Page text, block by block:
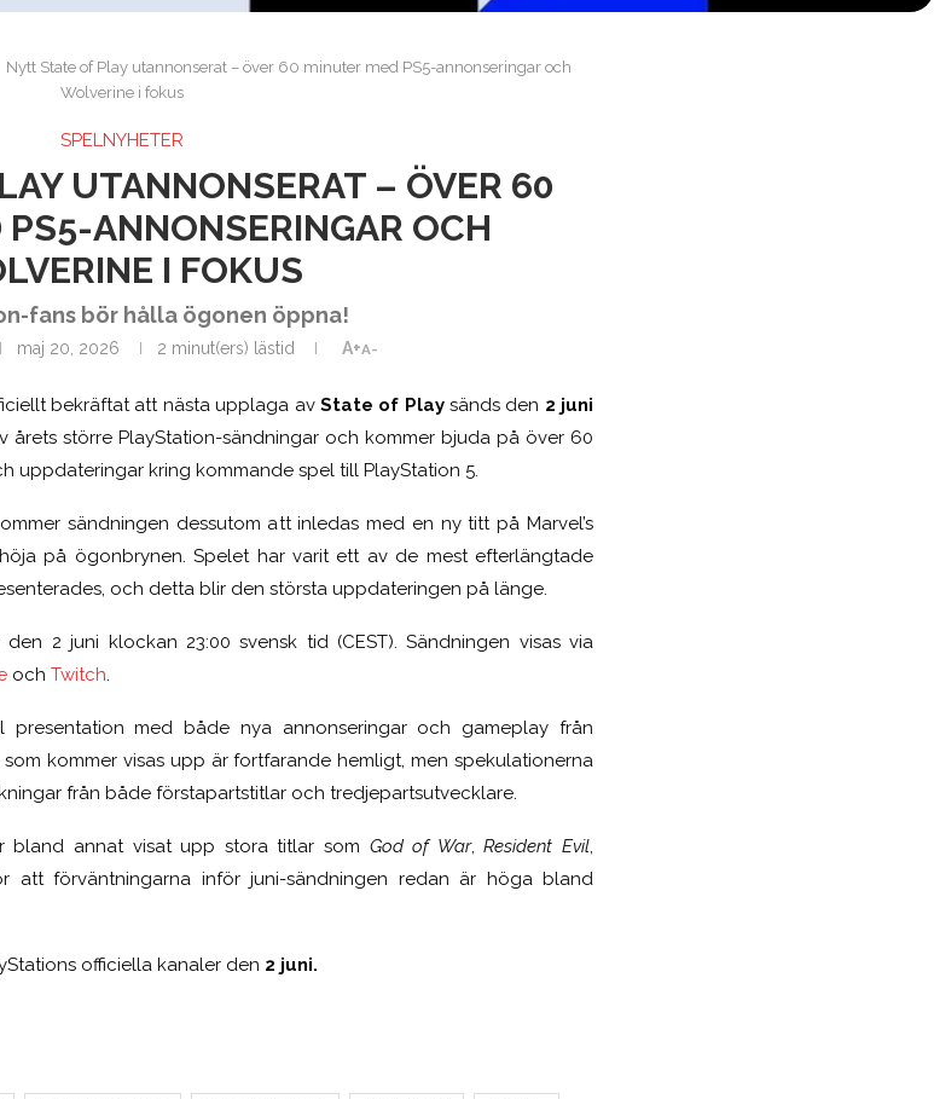
Nytt State of Play utannonserat – över 60 minuter med PS5-annonseringar och
Wolverine i fokus
SPELNYHETER
UTANNONSERAT – ÖVER 60
ANNONSERINGAR OCH
I FOKUS
fans bör hålla ögonen öppna!
maj 20, 2026 2 minut(ers) lästid A+A-
bekräftat att nästa upplaga av State of Playsänds den 2 juni
årets större PlayStation-sändningar och kommer bjuda på över 60
uppdateringar kring kommande spel till PlayStation 5.
sändningen dessutom att inledas med en ny titt på Marvel’s
på ögonbrynen. Spelet har varit ett av de mest efterlängtade
och detta blir den största uppdateringen på länge.
2 juni klockan 23:00 svensk tid (CEST). Sändningen visas via
och Twitch.
med både nya annonseringar och gameplay från
kommer visas upp är fortfarande hemligt, men spekulationerna
från både förstapartstitlar och tredjepartsutvecklare.
bland annat visat upp stora titlar som God of War,Resident Evil,
att förväntningarna inför juni-sändningen redan är höga bland
officiella kanaler den 2 juni.